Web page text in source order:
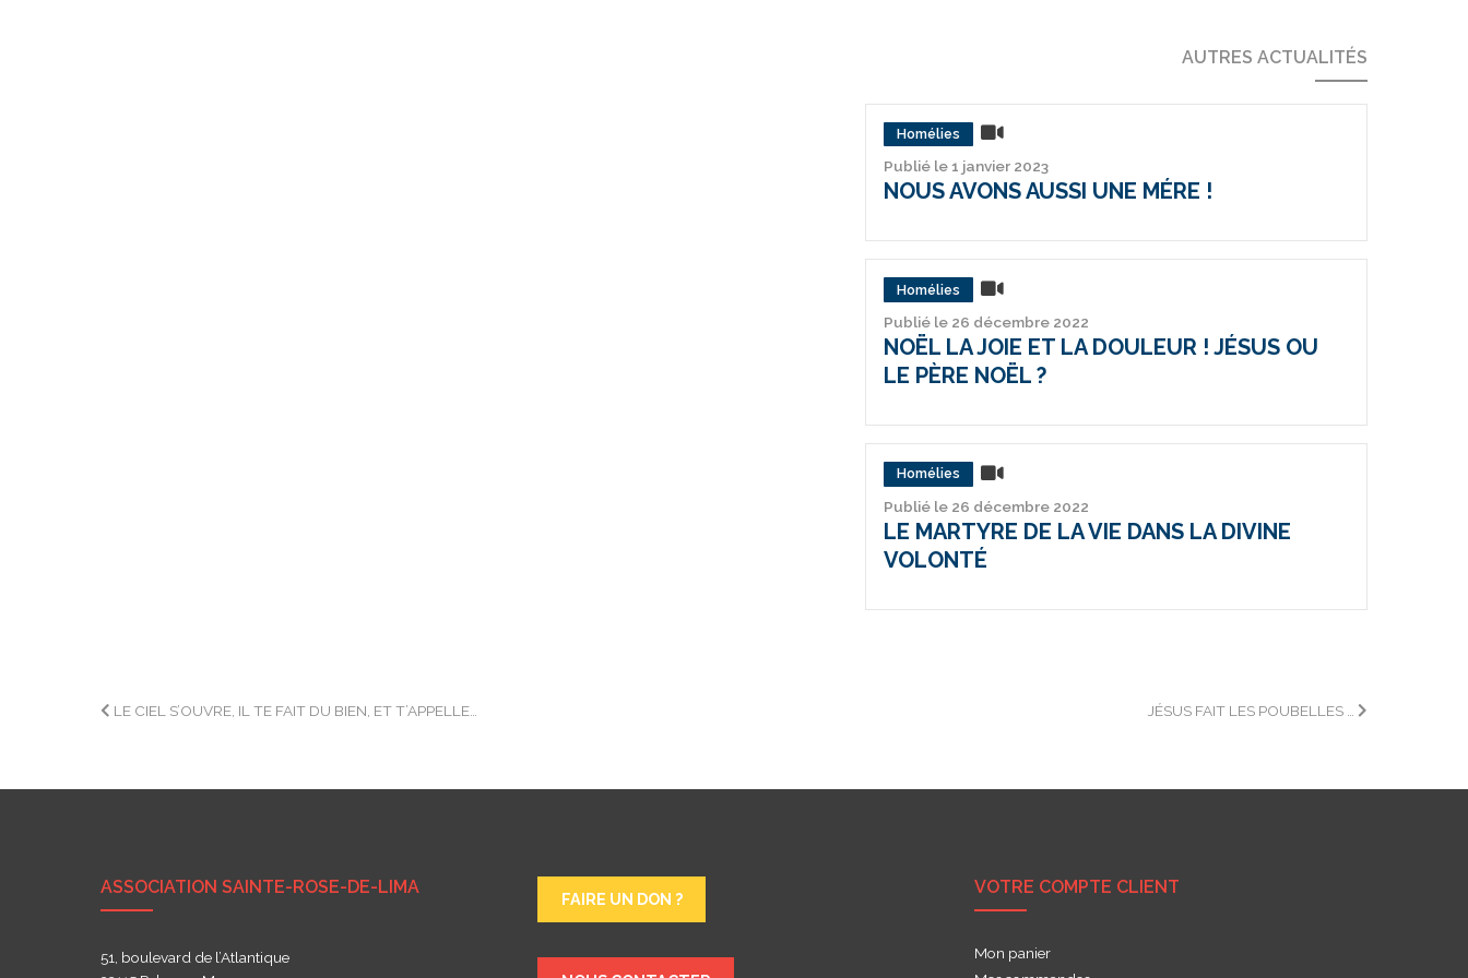
AUTRES ACTUALITÉS
Homélies
Publié le 1 janvier 2023
NOUS AVONS AUSSI UNE MÉRE !
Homélies
Publié le 26 décembre 2022
NOËL LA JOIE ET LA DOULEUR ! JÉSUS OU
LE PÈRE NOËL ?
Homélies
Publié le 26 décembre 2022
LE MARTYRE DE LA VIE DANS LA DIVINE
VOLONTÉ
Navigation
LE CIEL S’OUVRE, IL TE FAIT DU BIEN, ET T’APPELLE… JÉSUS FAIT LES POUBELLES …
ASSOCIATION SAINTE-ROSE-DE-LIMA
51, boulevard de l’Atlantique
FAIRE UN DON ?
VOTRE COMPTE CLIENT
Mon panier